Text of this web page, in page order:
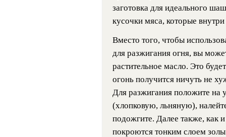
заготовка для идеального
кусочки мяса, которые
Вместо того, чтобы
для разжигания огня, вы
растительное масло. Это
огонь получится ничуть не
Для разжигания положите на
(хлопковую, льняную),
подожгите. Далее также, как
покроются тонким слоем